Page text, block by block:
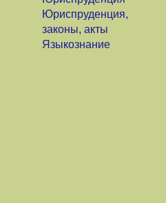
Юриспруденция,
законы, акты
Языкознание